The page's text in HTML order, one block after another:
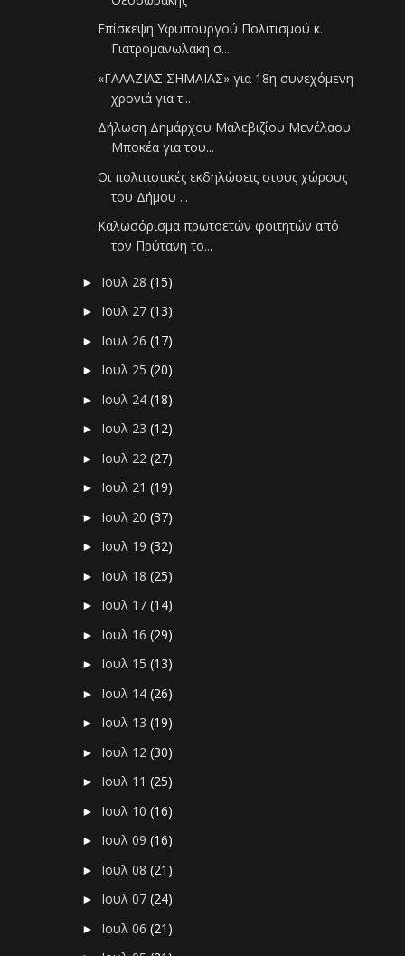
Επίσκεψη Υφυπουργού Πολιτισμού κ.
Γιατρομανωλάκη σ...
«ΓΑΛΑΖΙΑΣ ΣΗΜΑΙΑΣ» για 18η συνεχόμενη
χρονιά για τ...
Δήλωση Δημάρχου Μαλεβιζίου Μενέλαου
Μποκέα για του...
Οι πολιτιστικές εκδηλώσεις στους χώρους
του Δήμου ...
Καλωσόρισμα πρωτοετών φοιτητών από
τον Πρύτανη το...
► Ιουλ 28(15)
► Ιουλ 27(13)
► Ιουλ 26(17)
► Ιουλ 25(20)
► Ιουλ 24(18)
► Ιουλ 23(12)
► Ιουλ 22(27)
► Ιουλ 21(19)
► Ιουλ 20(37)
► Ιουλ 19(32)
► Ιουλ 18(25)
► Ιουλ 17(14)
► Ιουλ 16(29)
► Ιουλ 15(13)
► Ιουλ 14(26)
► Ιουλ 13(19)
► Ιουλ 12(30)
► Ιουλ 11(25)
► Ιουλ 10(16)
► Ιουλ 09(16)
► Ιουλ 08(21)
► Ιουλ 07(24)
► Ιουλ 06(21)